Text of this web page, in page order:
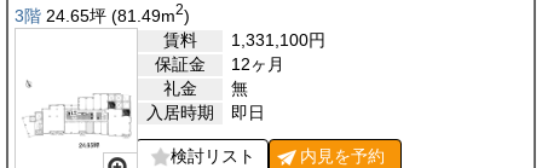
3階 24.65坪 (81.49m2)
賃料
1,331,100円
保証金
12ヶ月
礼金
無
入居時期
即日
検討リスト 内見を予約